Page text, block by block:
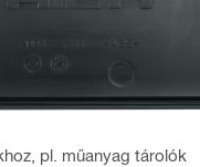
pl. műanyag tárolók